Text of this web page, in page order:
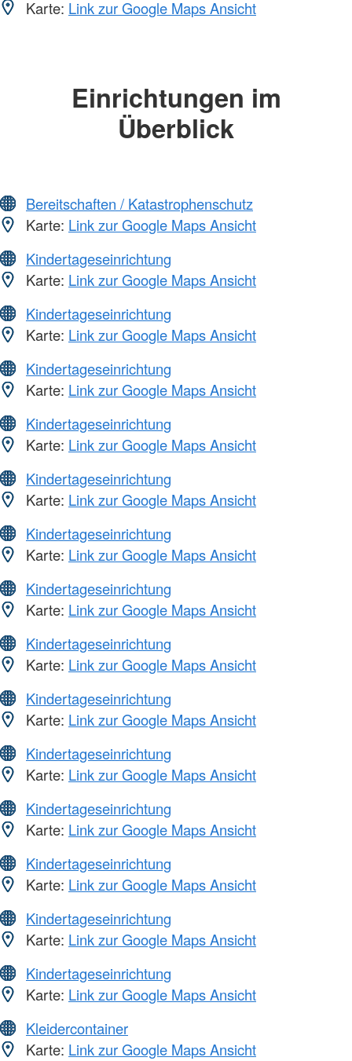
Karte: Link zur Google Maps Ansicht
Einrichtungen im
Überblick
Bereitschaften / Katastrophenschutz
Karte: Link zur Google Maps Ansicht
Kindertageseinrichtung
Karte: Link zur Google Maps Ansicht
Kindertageseinrichtung
Karte: Link zur Google Maps Ansicht
Kindertageseinrichtung
Karte: Link zur Google Maps Ansicht
Kindertageseinrichtung
Karte: Link zur Google Maps Ansicht
Kindertageseinrichtung
Karte: Link zur Google Maps Ansicht
Kindertageseinrichtung
Karte: Link zur Google Maps Ansicht
Kindertageseinrichtung
Karte: Link zur Google Maps Ansicht
Kindertageseinrichtung
Karte: Link zur Google Maps Ansicht
Kindertageseinrichtung
Karte: Link zur Google Maps Ansicht
Kindertageseinrichtung
Karte: Link zur Google Maps Ansicht
Kindertageseinrichtung
Karte: Link zur Google Maps Ansicht
Kindertageseinrichtung
Karte: Link zur Google Maps Ansicht
Kindertageseinrichtung
Karte: Link zur Google Maps Ansicht
Kindertageseinrichtung
Karte: Link zur Google Maps Ansicht
Kleidercontainer
Karte: Link zur Google Maps Ansicht